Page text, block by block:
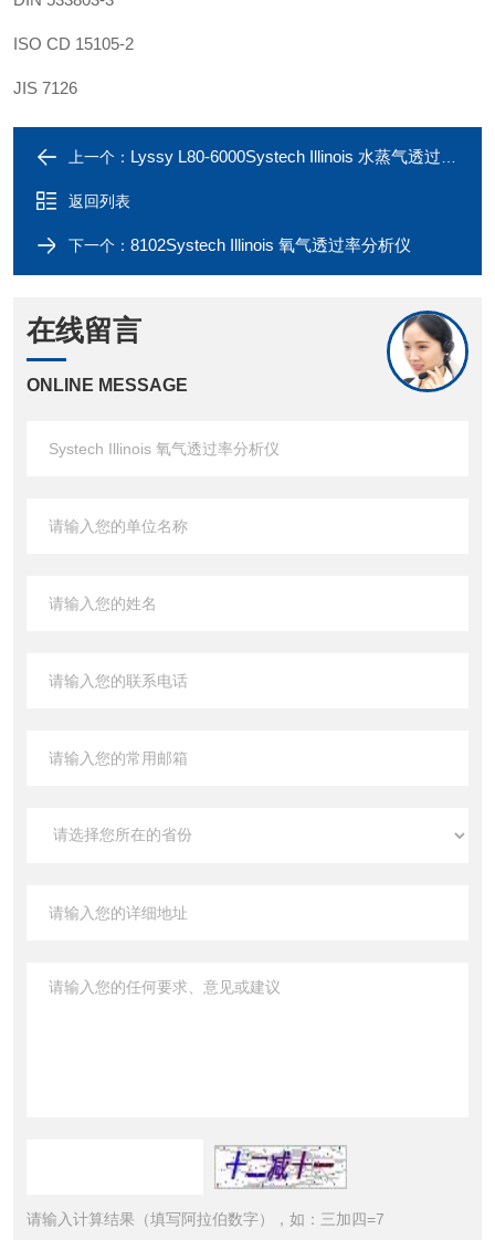
ISO CD 15105-2
JIS 7126
上一个： Lyssy L80-6000Systech Illinois 水蒸气透过率分析仪
返回列表
下一个： 8102Systech Illinois 氧气透过率分析仪
在线留言
ONLINE MESSAGE
请输入计算结果（填写阿拉伯数字），如：三加四=7